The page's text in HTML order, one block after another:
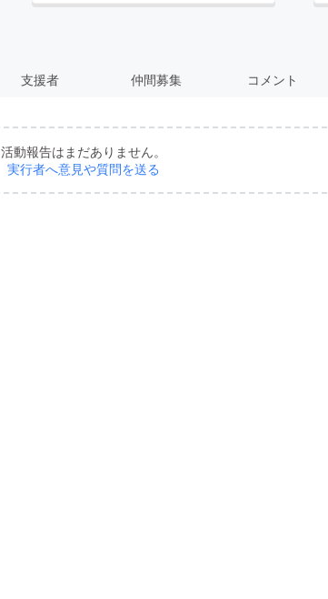
支援者 仲間募集 コメント
活動報告はまだありません。
実行者へ意見や質問を送る